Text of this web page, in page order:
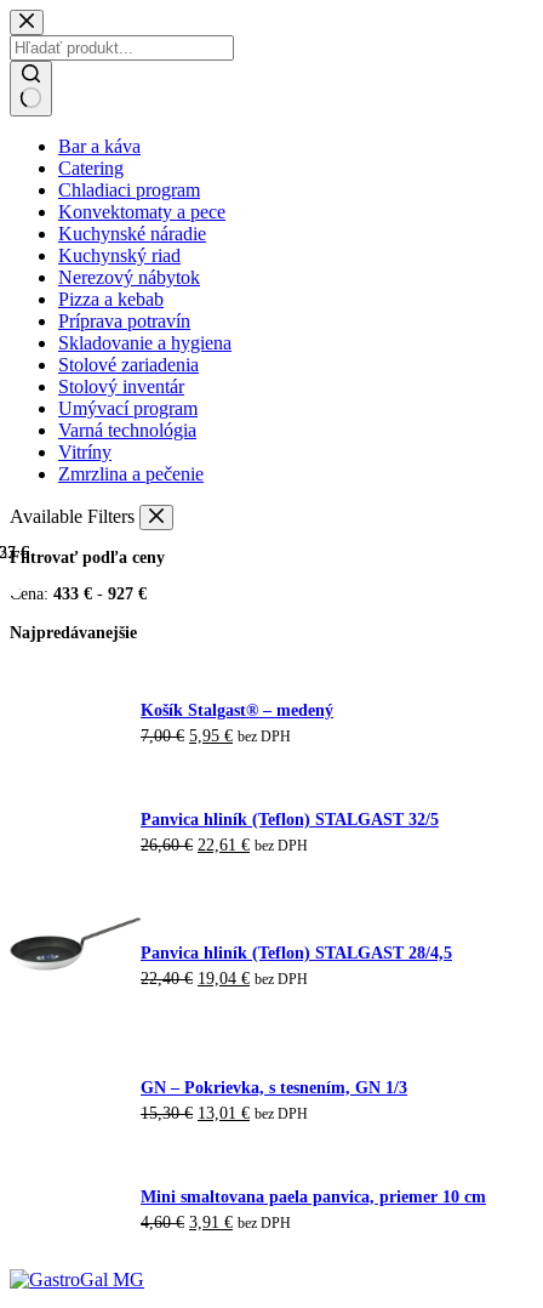
Skip
to
content
results Bar a káva
Catering
Chladiaci program
Konvektomaty a pece
Kuchynské náradie
Kuchynský riad
Nerezový nábytok
Pizza a kebab
Príprava potravín
Skladovanie a hygiena
Stolové zariadenia
Stolový inventár
Umývací program
Varná technológia
Vitríny
Zmrzlina a pečenie
Available Filters
Filtrovať podľa ceny
€
€
Cena: 433 € - 927 €
Najpredávanejšie
Košík Stalgast® – medený
7,00€ Pôvodná
5,95 €Aktuálna
bez DPH
Panvica hliník (Teflon) STALGAST 32/5
26,60€ Pôvodná
22,61 €Aktuálna
bez DPH
Panvica hliník (Teflon) STALGAST 28/4,5
22,40€ Pôvodná
19,04 €Aktuálna
bez DPH
GN – Pokrievka, s tesnením, GN 1/3
15,30€ Pôvodná
13,01 €Aktuálna
bez DPH
Mini smaltovana paela panvica, priemer 10 cm
4,60€ Pôvodná
3,91 €Aktuálna
bez DPH